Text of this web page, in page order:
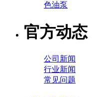
色油泵
官方动态
公司新闻
行业新闻
常见问题